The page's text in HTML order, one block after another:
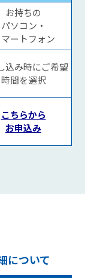
お持ちの
パソコン・
マートフォン
込み時にご希望
時間を選択
こちらから
お申込み
について